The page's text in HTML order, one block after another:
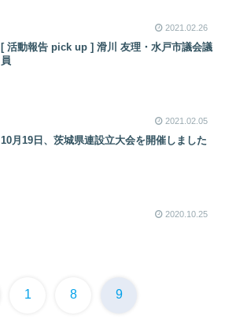
2021.02.26
[ 活動報告 pick up ] 滑川 友理・水戸市議会議
員
2021.02.05
10月19日、茨城県連設立大会を開催しました
2020.10.25
1 8 9